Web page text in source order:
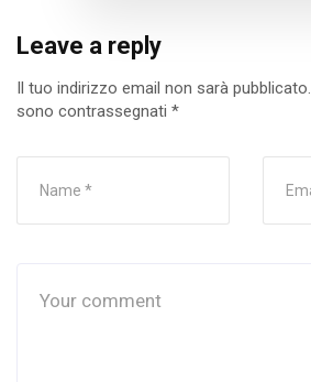
Leave a reply
Il tuo indirizzo email non sarà pubblicato.
sono contrassegnati *